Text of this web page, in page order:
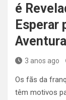
é
Esperar
3 anos ago
Os fãs da
têm motivos